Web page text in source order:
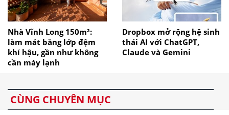
Nhà Vĩnh Long 150m²:
làm mát bằng lớp đệm
khí hậu, gần như không
cần máy lạnh
Dropbox mở rộng hệ sinh
thái AI với ChatGPT,
Claude và Gemini
CÙNG CHUYÊN MỤC